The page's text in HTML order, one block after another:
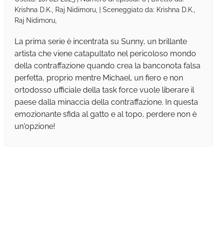
Krishna D.K., Raj Nidimoru, | Sceneggiato da: Krishna D.K.,
Raj Nidimoru,
La prima serie è incentrata su Sunny, un brillante
artista che viene catapultato nel pericoloso mondo
della contraffazione quando crea la banconota falsa
perfetta, proprio mentre Michael, un fiero e non
ortodosso ufficiale della task force vuole liberare il
paese dalla minaccia della contraffazione. In questa
emozionante sfida al gatto e al topo, perdere non è
un'opzione!